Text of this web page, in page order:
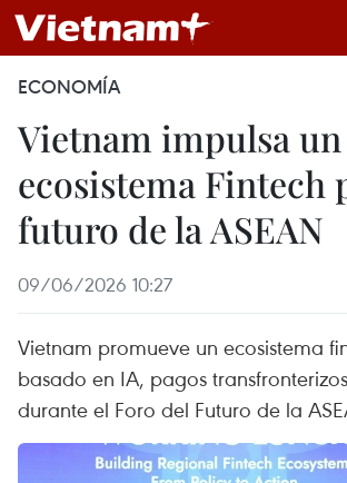
ECONOMÍA
Vietnam impulsa un
ecosistema Fintech
futuro de la ASEAN
09/06/2026 10:27
Vietnam promueve un ecosistema
basado en IA, pagos
durante el Foro del Futuro de la